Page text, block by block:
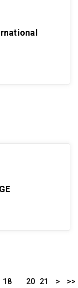
18
20 21 > >>